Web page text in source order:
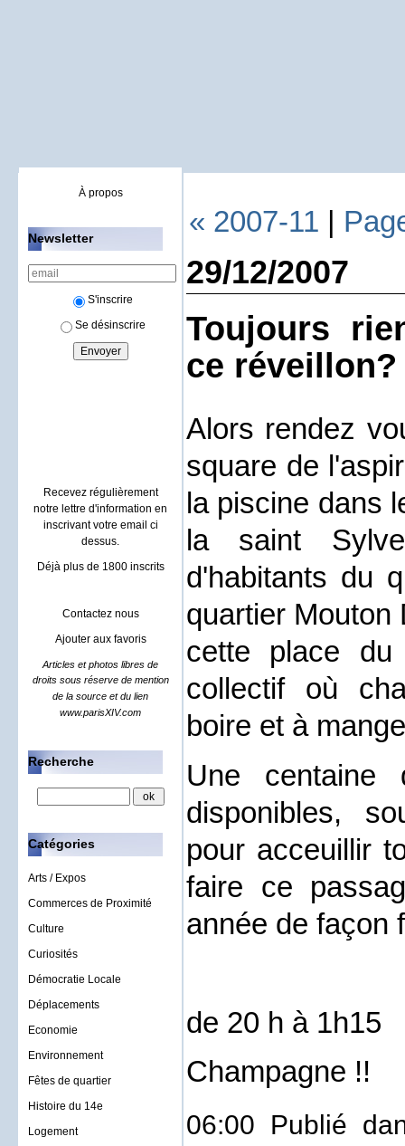
À propos
Newsletter
S'inscrire
Se désinscrire
Recevez régulièrement
notre lettre d'information en
inscrivant votre email ci
dessus.
Déjà plus de 1800 inscrits
Contactez nous
Ajouter aux favoris
Articles et photos libres de
droits sous réserve de mention
de la source et du lien
www.parisXIV.com
Recherche
Catégories
Arts / Expos
Commerces de Proximité
Culture
Curiosités
Démocratie Locale
Déplacements
Economie
Environnement
Fêtes de quartier
Histoire du 14e
Logement
« 2007-11 |
29/12/2007
Toujours
ce réveillon?
Alors rendez
square de
la piscine dans
la saint
d'habitants du
quartier Mouton
cette place du
collectif où
boire et à
Une
disponibles,
pour acceuillir
faire ce
année de façon
de 20 h à 1h15
Champagne !!
06:00 Publié